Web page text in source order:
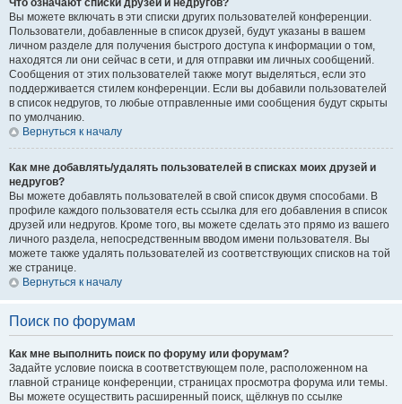
Что означают списки друзей и недругов?
Вы можете включать в эти списки других пользователей конференции.
Пользователи, добавленные в список друзей, будут указаны в вашем
личном разделе для получения быстрого доступа к информации о том,
находятся ли они сейчас в сети, и для отправки им личных сообщений.
Сообщения от этих пользователей также могут выделяться, если это
поддерживается стилем конференции. Если вы добавили пользователей
в список недругов, то любые отправленные ими сообщения будут скрыты
по умолчанию.
Вернуться к началу
Как мне добавлять/удалять пользователей в списках моих друзей и
недругов?
Вы можете добавлять пользователей в свой список двумя способами. В
профиле каждого пользователя есть ссылка для его добавления в список
друзей или недругов. Кроме того, вы можете сделать это прямо из вашего
личного раздела, непосредственным вводом имени пользователя. Вы
можете также удалять пользователей из соответствующих списков на той
же странице.
Вернуться к началу
Поиск по форумам
Как мне выполнить поиск по форуму или форумам?
Задайте условие поиска в соответствующем поле, расположенном на
главной странице конференции, страницах просмотра форума или темы.
Вы можете осуществить расширенный поиск, щёлкнув по ссылке